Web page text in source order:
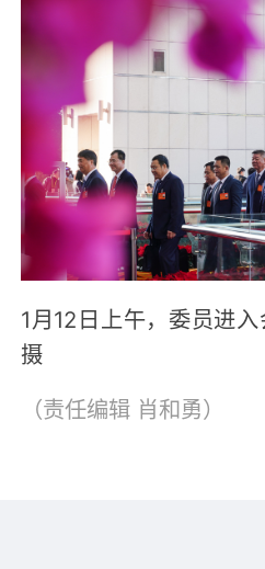
1月12日上午，委员进
摄
（责任编辑 肖和勇）